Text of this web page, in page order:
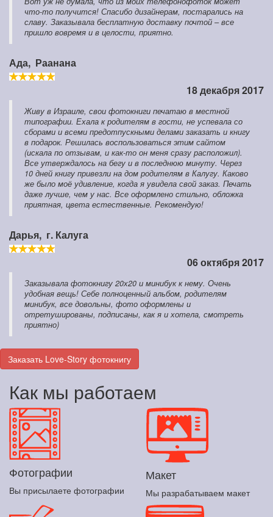
что-то получится! Спасибо дизайнерам, постарались на
славу. Заказывала бесплатную доставку почтой – все
пришло вовремя и в целости, приятно.
Ада, Раанана
18 декабря 2017
Живу в Израиле, свои фотокниги печатаю в местной
типографии. Ехала к родителям в гости, не успевала со
сборами и всеми предотпускными делами заказать и книгу
в подарок. Решилась воспользоваться этим сайтом
(искала по отзывам, и как-то он меня сразу расположил).
Все утверждалось на бегу и в последнюю минуту. Через
10 дней книгу привезли на дом родителям в Калугу. Каково
же было моё удивление, когда я увидела свой заказ. Печать
даже лучше, чем у нас. Все оформлено стильно, обложка
приятная, цвета естественные. Рекомендую!
Дарья, г. Калуга
06 октября 2017
Заказывала фотокнигу 20х20 и минибук к нему. Очень
удобная вещь! Себе полноценный альбом, родителям
минибук, все довольны, фото оформлены и
отретушированы, подписаны, как я и хотела, смотреть
приятно)
Заказать Love-Story фотокнигу
Как мы работаем
Фотографии
Вы присылаете фотографии
Макет
Мы разрабатываем макет